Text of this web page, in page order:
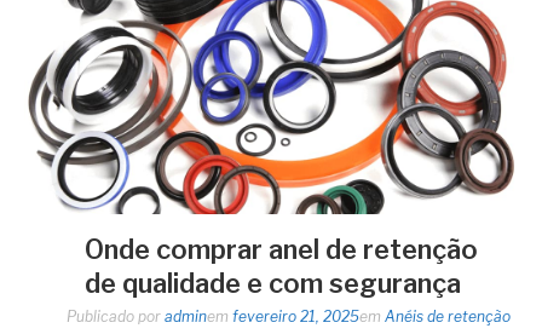
Onde comprar anel de retenção
de qualidade e com segurança
Publicado por adminem fevereiro 21, 2025em Anéis de retenção